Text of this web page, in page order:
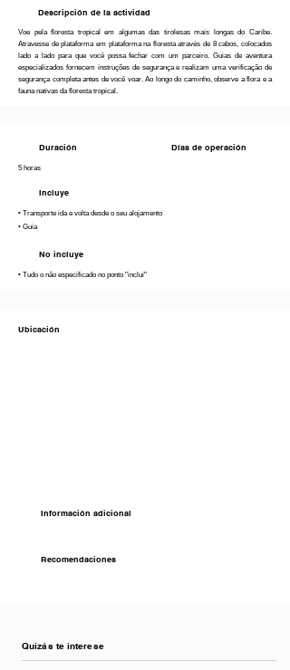
Descripción de la actividad
Voe pela floresta tropical em algumas das tirolesas mais longas do Caribe.
Atravesse de plataforma em plataforma na floresta através de 8 cabos, colocados
lado a lado para que você possa fechar com um parceiro. Guias de aventura
especializados fornecem instruções de segurança e realizam uma verificação de
segurança completa antes de você voar. Ao longo do caminho, observe a flora e a
fauna nativas da floresta tropical.
Duración
5 horas
Incluye
Días de operación
• Transporte ida e volta desde o seu alojamento
• Guia
No incluye
• Tudo o não especificado no ponto "inclui"
Ubicación
Información adicional
Recomendaciones
Quizás te interese